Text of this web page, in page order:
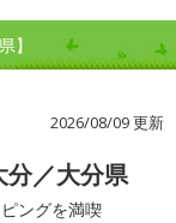
】
2026/08/09 更新
分／大分県
ングを満喫